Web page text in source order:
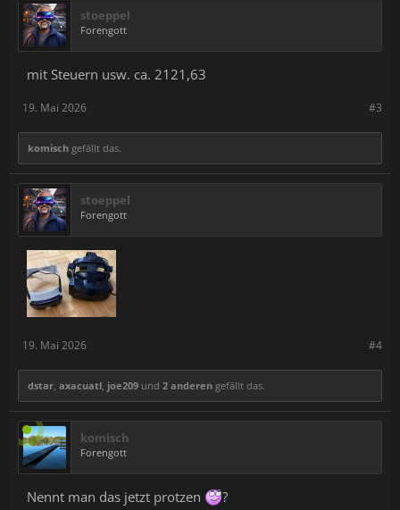
stoeppel
Forengott
mit Steuern usw. ca. 2121,63
#3
19. Mai 2026
komisch gefällt das.
stoeppel
Forengott
#4
19. Mai 2026
dstar, axacuatl, joe209 und 2 anderen gefällt das.
komisch
Forengott
Nennt man das jetzt protzen ?